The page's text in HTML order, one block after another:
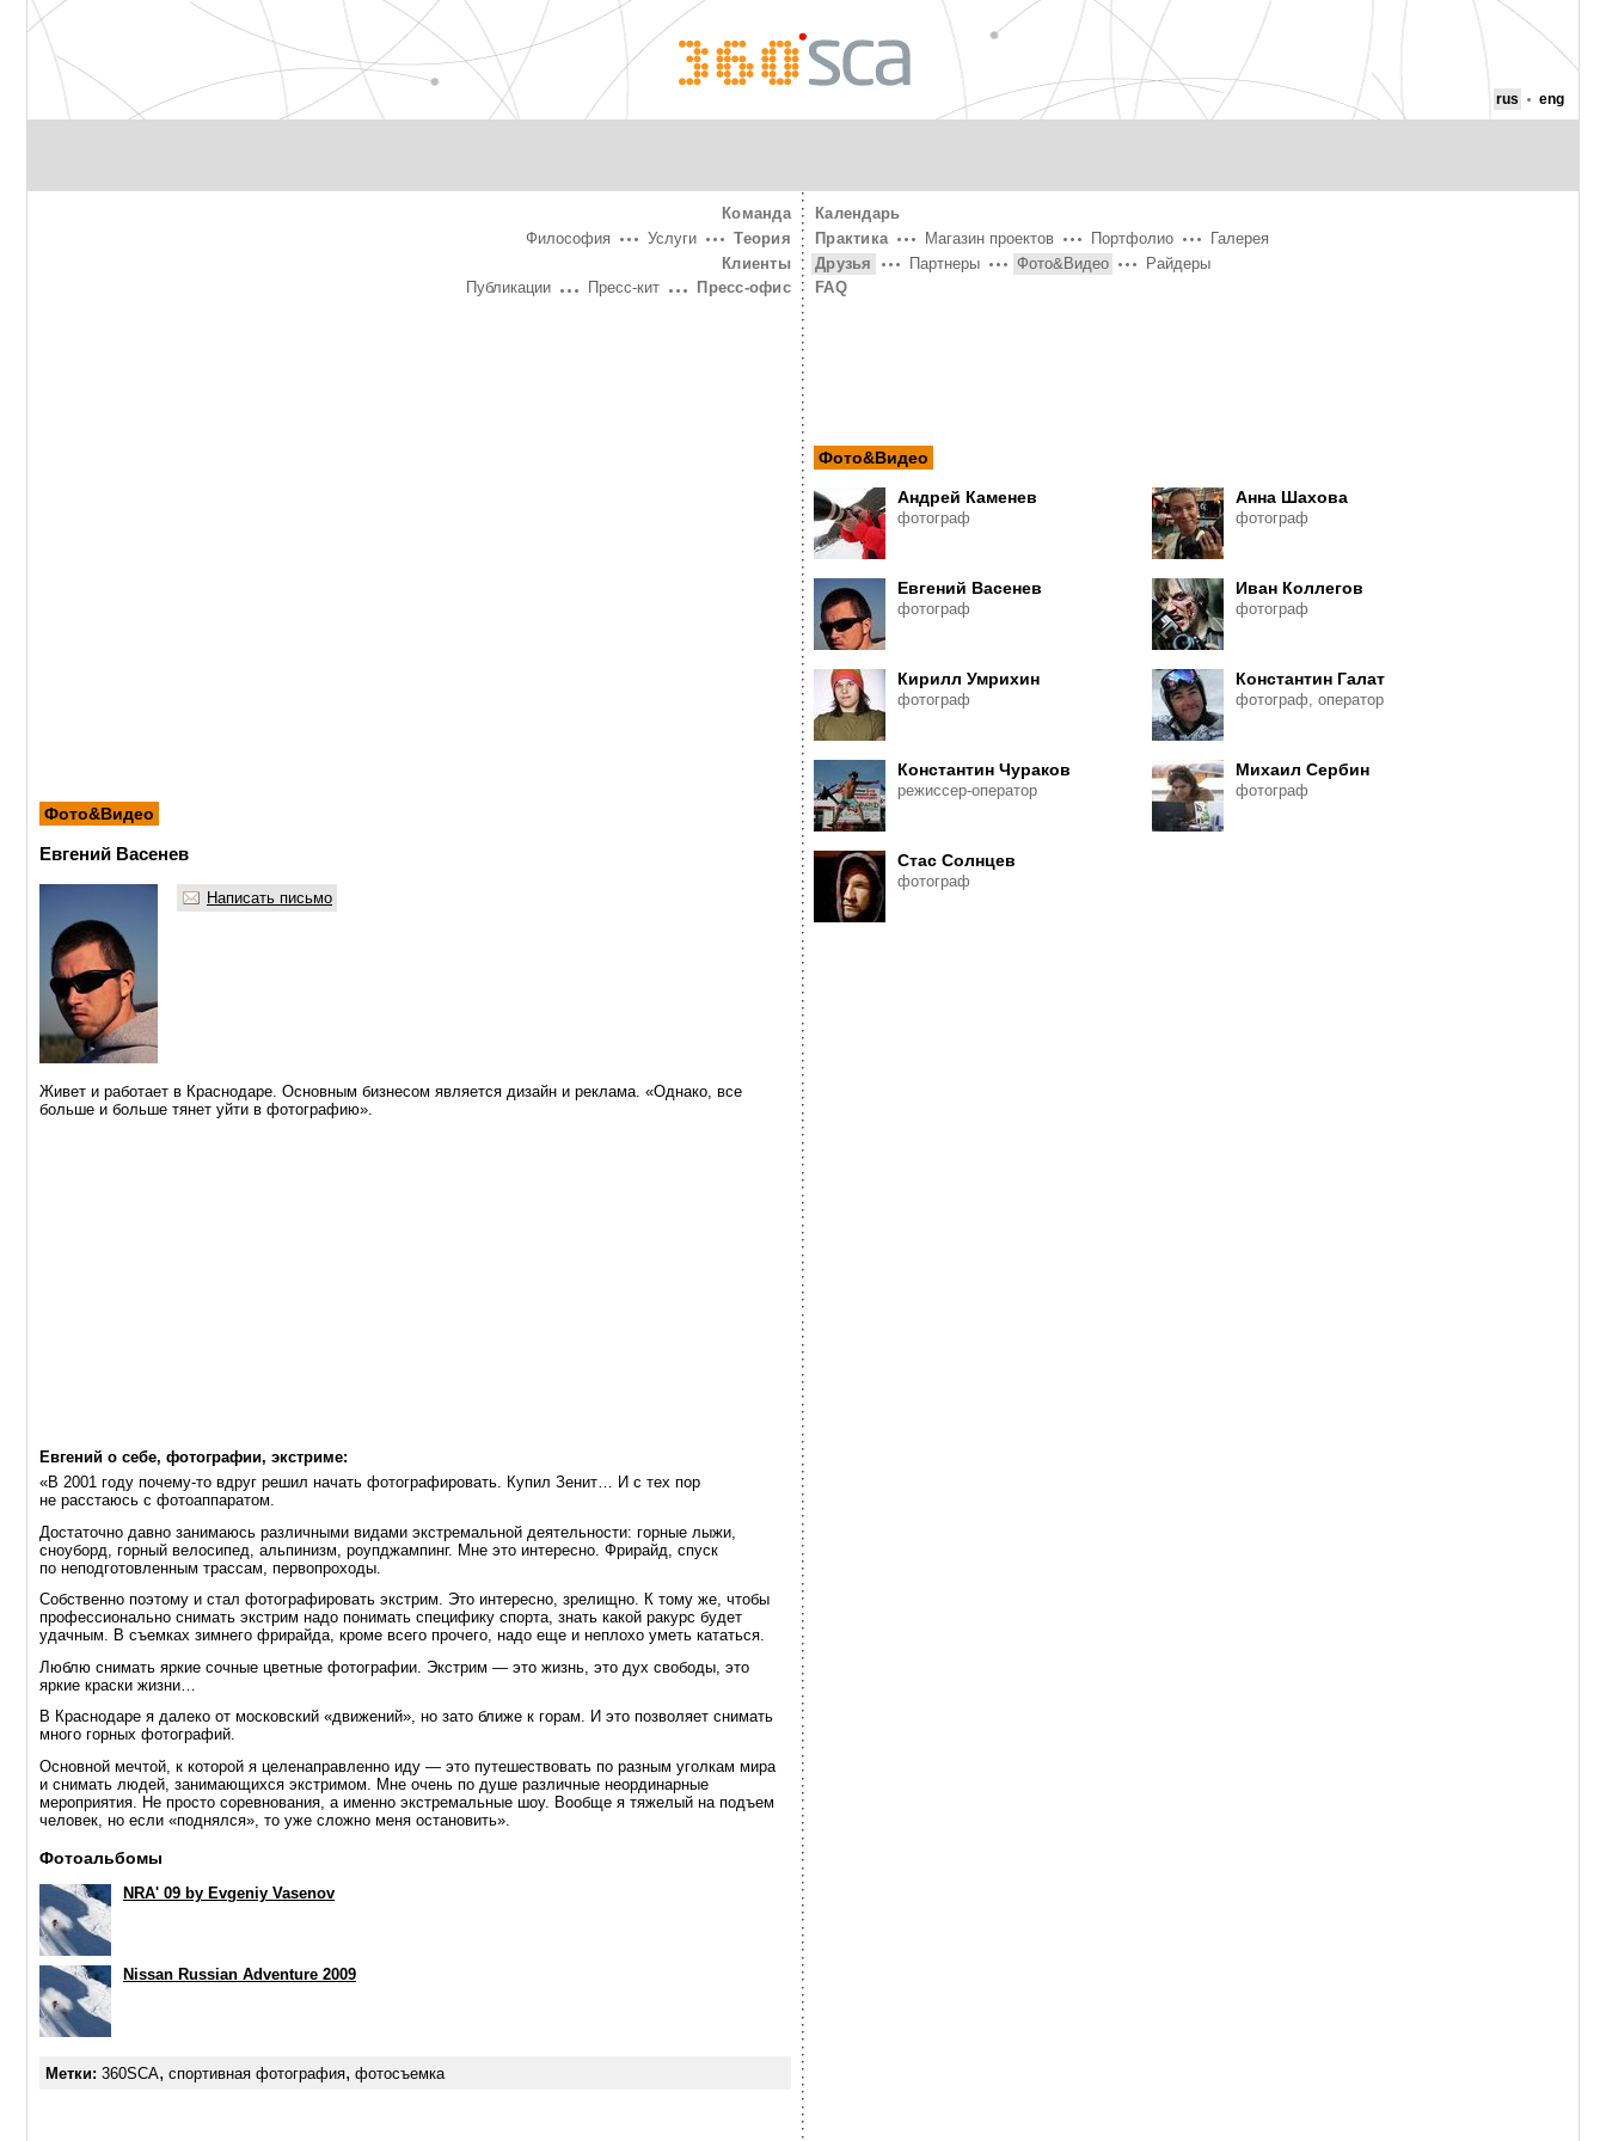
360° SCA
rus eng
Команда
Теория
Услуги
Философия
Клиенты
Пресс-офис
Пресс-кит
Публикации
Фото&Видео
Евгений Васенев
Написать письмо
Живет и работает в Краснодаре. Основным бизнесом является дизайн и реклама. «Однако, все
больше и больше тянет уйти в фотографию».
Евгений о себе, фотографии, экстриме:
«В 2001 году почему-то вдруг решил начать фотографировать. Купил Зенит… И с тех пор
не расстаюсь с фотоаппаратом.
Достаточно давно занимаюсь различными видами экстремальной деятельности: горные лыжи,
сноуборд, горный велосипед, альпинизм, роупджампинг. Мне это интересно. Фрирайд, спуск
по неподготовленным трассам, первопроходы.
Собственно поэтому и стал фотографировать экстрим. Это интересно, зрелищно. К тому же, чтобы
профессионально снимать экстрим надо понимать специфику спорта, знать какой ракурс будет
удачным. В съемках зимнего фрирайда, кроме всего прочего, надо еще и неплохо уметь кататься.
Люблю снимать яркие сочные цветные фотографии. Экстрим — это жизнь, это дух свободы, это
яркие краски жизни…
В Краснодаре я далеко от московский «движений», но зато ближе к горам. И это позволяет снимать
много горных фотографий.
Основной мечтой, к которой я целенаправленно иду — это путешествовать по разным уголкам мира
и снимать людей, занимающихся экстримом. Мне очень по душе различные неординарные
мероприятия. Не просто соревнования, а именно экстремальные шоу. Вообще я тяжелый на подъем
человек, но если «поднялся», то уже сложно меня остановить».
Фотоальбомы
NRA' 09 by Evgeniy Vasenov
Nissan Russian Adventure 2009
Метки: 360SCA, спортивная фотография, фотосъемка
Календарь
Практика
Магазин проектов Портфолио
Галерея
Друзья
Партнеры Фото&Видео
Райдеры
FAQ
Фото&Видео
Андрей Каменев
фотограф
Анна Шахова
фотограф
Евгений Васенев
фотограф
Иван Коллегов
фотограф
Кирилл Умрихин
фотограф
Константин Галат
фотограф, оператор
Константин Чураков
режиссер-оператор
Михаил Сербин
фотограф
Стас Солнцев
фотограф